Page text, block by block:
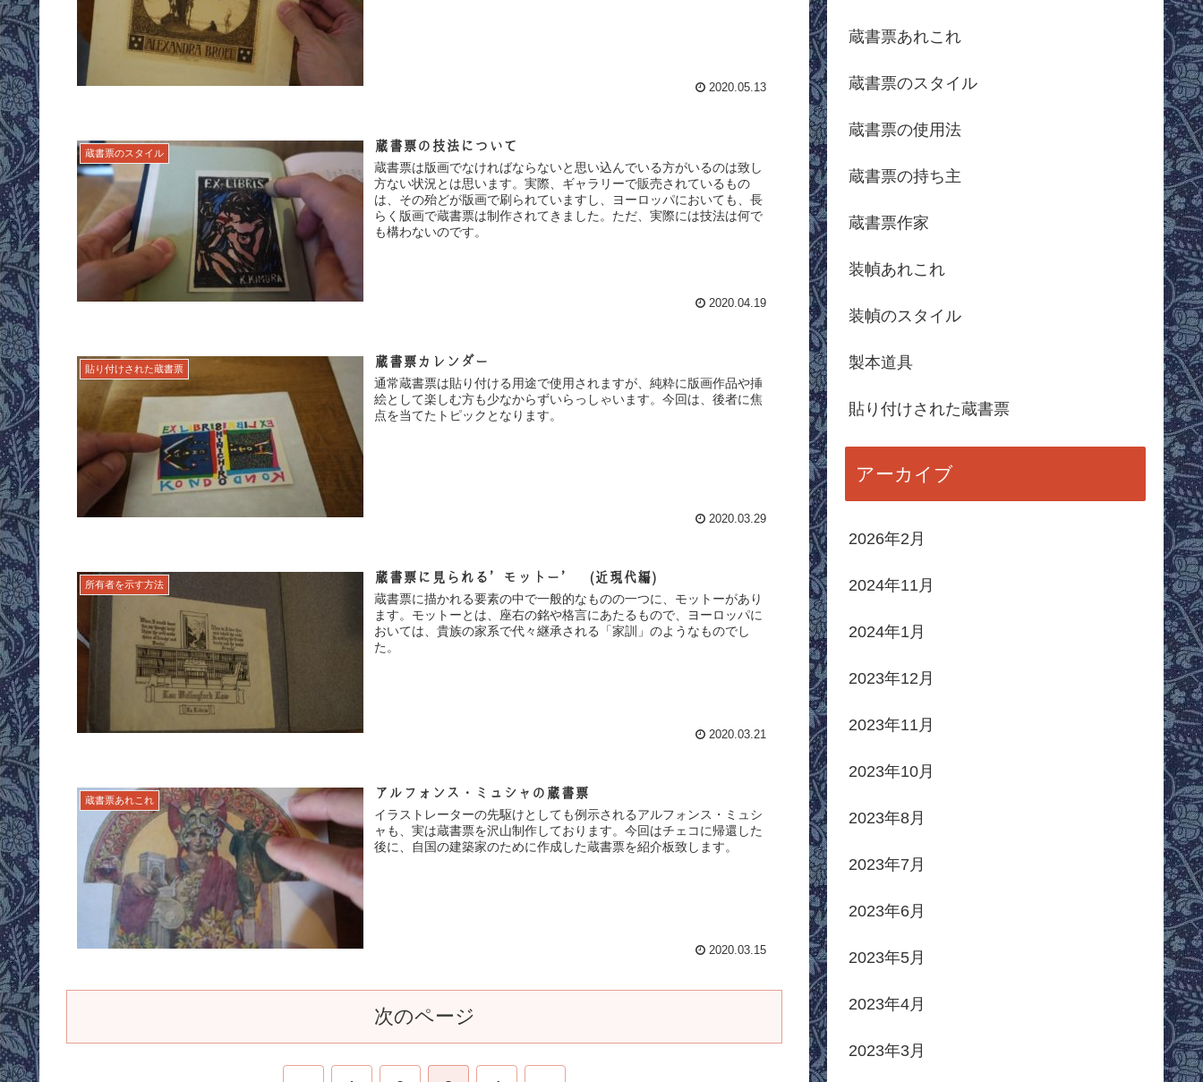
2020.05.13
蔵書票のスタイル 蔵書票の技法について
蔵書票は版画でなければならないと思い込んでいる方がいるのは致し
方ない状況とは思います。実際、ギャラリーで販売されているもの
は、その殆どが版画で刷られていますし、ヨーロッパにおいても、長
らく版画で蔵書票は制作されてきました。ただ、実際には技法は何で
も構わないのです。
2020.04.19
貼り付けされた蔵書票 蔵書票カレンダー
通常蔵書票は貼り付ける用途で使用されますが、純粋に版画作品や挿
絵として楽しむ方も少なからずいらっしゃいます。今回は、後者に焦
点を当てたトピックとなります。
2020.03.29
所有者を示す方法 蔵書票に見られる’モットー’ (近現代編)
蔵書票に描かれる要素の中で一般的なものの一つに、モットーがあり
ます。モットーとは、座右の銘や格言にあたるもので、ヨーロッパに
おいては、貴族の家系で代々継承される「家訓」のようなものでし
た。
2020.03.21
蔵書票あれこれ アルフォンス・ミュシャの蔵書票
イラストレーターの先駆けとしても例示されるアルフォンス・ミュシ
ャも、実は蔵書票を沢山制作しております。今回はチェコに帰還した
後に、自国の建築家のために作成した蔵書票を紹介板致します。
2020.03.15
次のページ
蔵書票あれこれ
蔵書票のスタイル
蔵書票の使用法
蔵書票の持ち主
蔵書票作家
装幀あれこれ
装幀のスタイル
製本道具
貼り付けされた蔵書票
アーカイブ
2026年2月
2024年11月
2024年1月
2023年12月
2023年11月
2023年10月
2023年8月
2023年7月
2023年6月
2023年5月
2023年4月
2023年3月